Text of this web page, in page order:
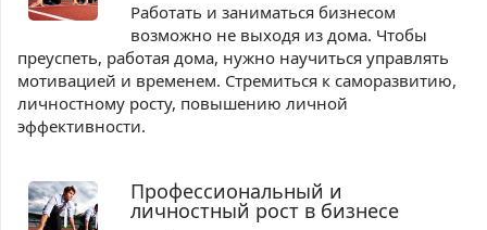
Работать и заниматься бизнесом
возможно не выходя из дома. Чтобы
преуспеть, работая дома, нужно научиться управлять
мотивацией и временем. Стремиться к саморазвитию,
личностному росту, повышению личной
эффективности.
Профессиональный и
личностный рост в бизнесе